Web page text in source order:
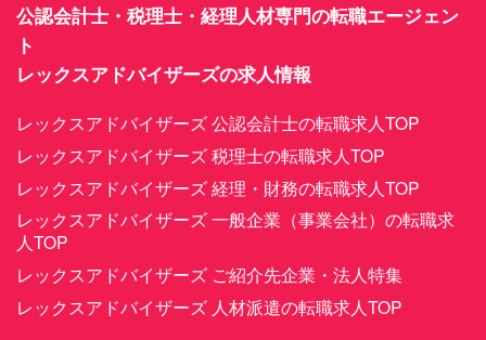
公認会計士・税理士・経理人材専門の転職エージェン
ト
レックスアドバイザーズの求人情報
レックスアドバイザーズ 公認会計士の転職求人TOP
レックスアドバイザーズ 税理士の転職求人TOP
レックスアドバイザーズ 経理・財務の転職求人TOP
レックスアドバイザーズ 一般企業（事業会社）の転職求
人TOP
レックスアドバイザーズ ご紹介先企業・法人特集
レックスアドバイザーズ 人材派遣の転職求人TOP